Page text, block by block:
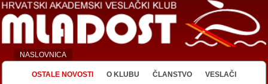
NASLOVNICA
OSTALE NOVOSTI O KLUBU ČLANSTVO
VESLAČI